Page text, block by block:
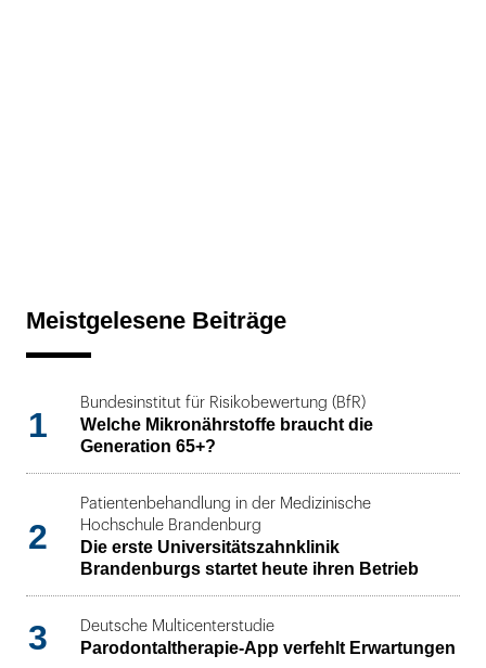
Meistgelesene Beiträge
1
Bundesinstitut für Risikobewertung (BfR)
Welche Mikronährstoffe braucht die
Generation 65+?
2
Patientenbehandlung in der Medizinische
Hochschule Brandenburg
Die erste Universitätszahnklinik
Brandenburgs startet heute ihren Betrieb
3 Deutsche Multicenterstudie
Parodontaltherapie-App verfehlt Erwartungen